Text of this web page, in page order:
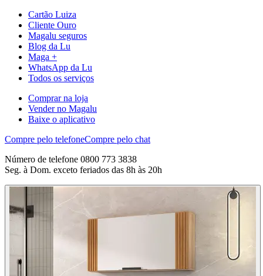
Cartão Luiza
Cliente Ouro
Magalu seguros
Blog da Lu
Maga +
WhatsApp da Lu
Todos os serviços
Comprar na loja
Vender no Magalu
Baixe o aplicativo
Compre pelo telefoneCompre pelo chat
Número de telefone 0800 773 3838
Seg. à Dom. exceto feriados das 8h às 20h